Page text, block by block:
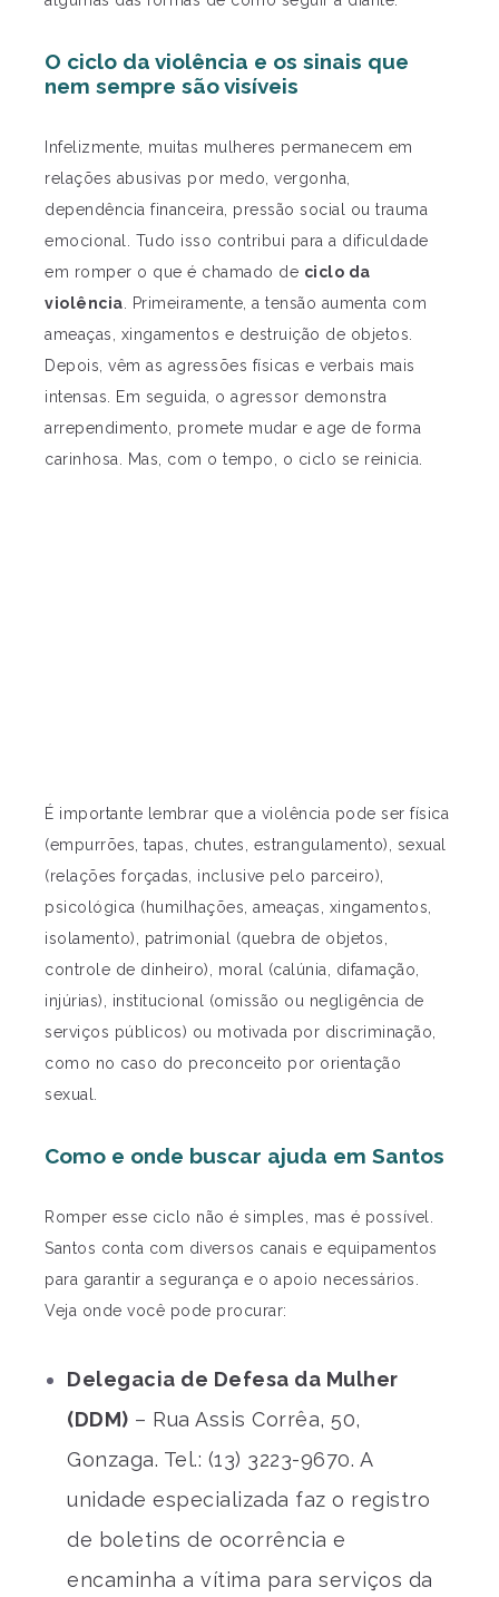
O ciclo da violência e os sinais que
nem sempre são visíveis
Infelizmente, muitas mulheres permanecem em
relações abusivas por medo, vergonha,
dependência financeira, pressão social ou trauma
emocional. Tudo isso contribui para a dificuldade
em romper o que é chamado de ciclo da
violência. Primeiramente, a tensão aumenta com
ameaças, xingamentos e destruição de objetos.
Depois, vêm as agressões físicas e verbais mais
intensas. Em seguida, o agressor demonstra
arrependimento, promete mudar e age de forma
carinhosa. Mas, com o tempo, o ciclo se reinicia.
É importante lembrar que a violência pode ser física
(empurrões, tapas, chutes, estrangulamento), sexual
(relações forçadas, inclusive pelo parceiro),
psicológica (humilhações, ameaças, xingamentos,
isolamento), patrimonial (quebra de objetos,
controle de dinheiro), moral (calúnia, difamação,
injúrias), institucional (omissão ou negligência de
serviços públicos) ou motivada por discriminação,
como no caso do preconceito por orientação
sexual.
Como e onde buscar ajuda em Santos
Romper esse ciclo não é simples, mas é possível.
Santos conta com diversos canais e equipamentos
para garantir a segurança e o apoio necessários.
Veja onde você pode procurar:
Delegacia de Defesa da Mulher
(DDM) – Rua Assis Corrêa, 50,
Gonzaga. Tel.: (13) 3223-9670. A
unidade especializada faz o registro
de boletins de ocorrência e
encaminha a vítima para serviços da